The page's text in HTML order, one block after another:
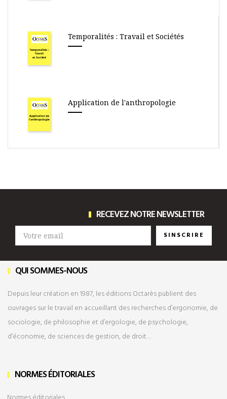
Temporalités : Travail et Sociétés
Application de l'anthropologie
RECEVEZ NOTRE NEWSLETTER
SINSCRIRE
QUI SOMMES-NOUS
Depuis leur création en 1987, les éditions Octarès publient des
ouvrages sur le travail en accueillant des recherches d’ergonomie, de
sociologie, de philosophie et d’ergologie, de psychologie,
d’économie, de sciences de gestion, de droit…
NORMES ÉDITORIALES